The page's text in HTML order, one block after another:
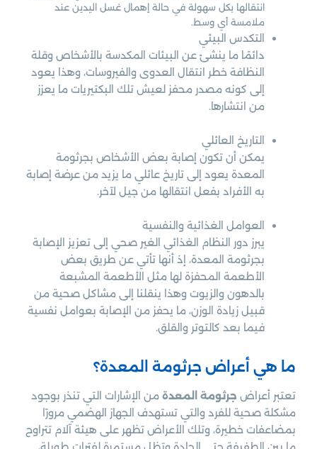
انتقالها بكل سهولة في حالة إهمال غسل اليدين عند
ملامسة أي وسط.
التكدس البيئي
دائمًا ما ينشئ عن البيئات المكدسة بالأشخاص وقلة
النظافة خطر انتقال العدوى والفيروسات، وهذا يعود
إلى كونه مصدر محفز لعيش تلك البكتيريات ما يعزز
من انتشارها.
التاريخ العائلي
يمكن أن تكون إصابة بعض الأشخاص بجرثومة
المعدة يعود إلى تاريخ عائلي ما يزيد من عرضة إصابة
به الأفراد بفعل انتقالها من جيل لآخر.
العوامل الغذائية والنفسية
يبرز دور النظام الغذائي الغير صحي إلى تعزيز الإصابة
بجرثومة المعدة، إذ أنها تأتي عن طريق بعض
الأطعمة المحفزة لها مثل الأطعمة المشبعة
بالدهون والزيوت وهذا ينقلنا إلى مشاكل صحية من
قبيل زيادة الوزن، ما يحفز من الإصابة بعوامل نفسية
فيما بعد كالتوتر والقلق.
ما هي أعراض جرثومة المعدة؟
تعتبر أعراض جرثومة المعدة من الإشارات التي تنذر بوجود
مشكلة صحية للفرد والتي تستهدف الجهاز الهضمي مرورًا
بمضاعفات خطيرة، وتلك الأعراض تظهر على هيئة آلام تتراوح